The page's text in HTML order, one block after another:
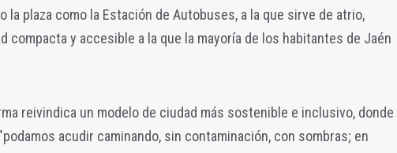
la plaza como la Estación de Autobuses, a la que sirve de atrio,
compacta y accesible a la que la mayoría de los habitantes de Jaén
reivindica un modelo de ciudad más sostenible e inclusivo, donde
acudir caminando, sin contaminación, con sombras; en